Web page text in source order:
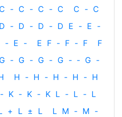
C - C - C - C C - C
D - D - D - D E - E -
- E - E F - F - F
F
G - G - G - G - ‐ G -
H - H - H - H - H
- K - K - K L - L - L
+ L ± L L M - M -